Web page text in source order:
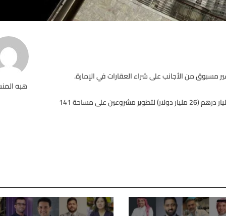
هبه
مسبوق من الأجانب على شراء العقارات في الإمارة.
وأعلنت الشركة المدرجة في سوق دبي المالي عن استثمارها 96 مليار درهم (26 مليار دولار) لتطوير مشروعين على مساحة 141